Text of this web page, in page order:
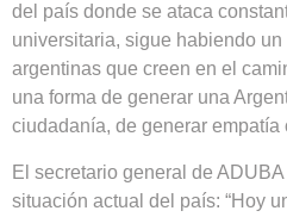
del país donde se ataca
universitaria, sigue habiendo
argentinas que creen en el
una forma de generar una
ciudadanía, de generar empatía
El secretario general de
situación actual del país: “Hoy